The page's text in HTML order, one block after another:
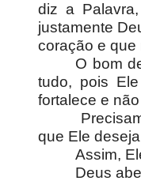
diz a
justamente
coração e que
O bom
tudo, pois
fortalece e
que Ele
Assim,
Deus